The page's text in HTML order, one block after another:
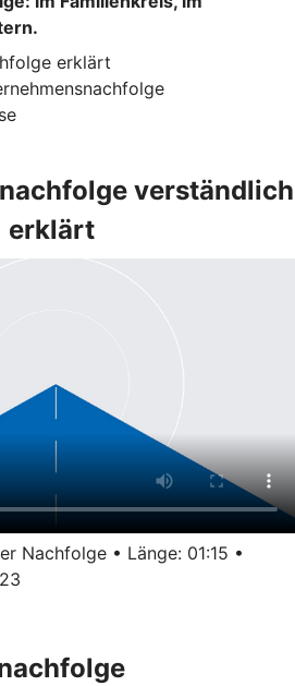
erklärt
verständlich
erklärt
Nachfolge • Länge: 01:15 •